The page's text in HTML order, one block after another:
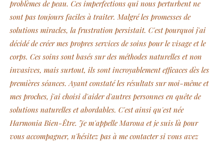
problèmes de peau. Ces imperfections qui nous perturbent ne
sont pas toujours faciles à traiter. Malgré les promesses de
solutions miracles, la frustration persistait. C'est pourquoi j'ai
décidé de créer mes propres services de soins pour le visage et le
corps. Ces soins sont basés sur des méthodes naturelles et non
invasives, mais surtout, ils sont incroyablement efficaces dès les
premières séances. Ayant constaté les résultats sur moi-même et
mes proches, j'ai choisi d'aider d'autres personnes en quête de
solutions naturelles et abordables. C'est ainsi qu'est née
Harmonia Bien-Être. Je m'appelle Maroua et je suis là pour
vous accompagner, n'hésitez pas à me contacter si vous avez